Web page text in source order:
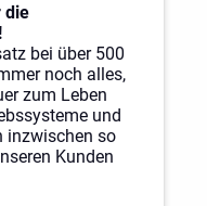
die
bei über 500
noch alles,
zum Leben
und
inzwischen so
Kunden